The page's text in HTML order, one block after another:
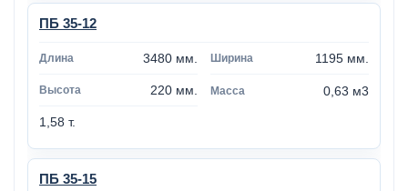
ПБ 35-12
3480 мм. 1195 мм.
220 мм. 0,63 м3
1,58 т.
ПБ 35-15